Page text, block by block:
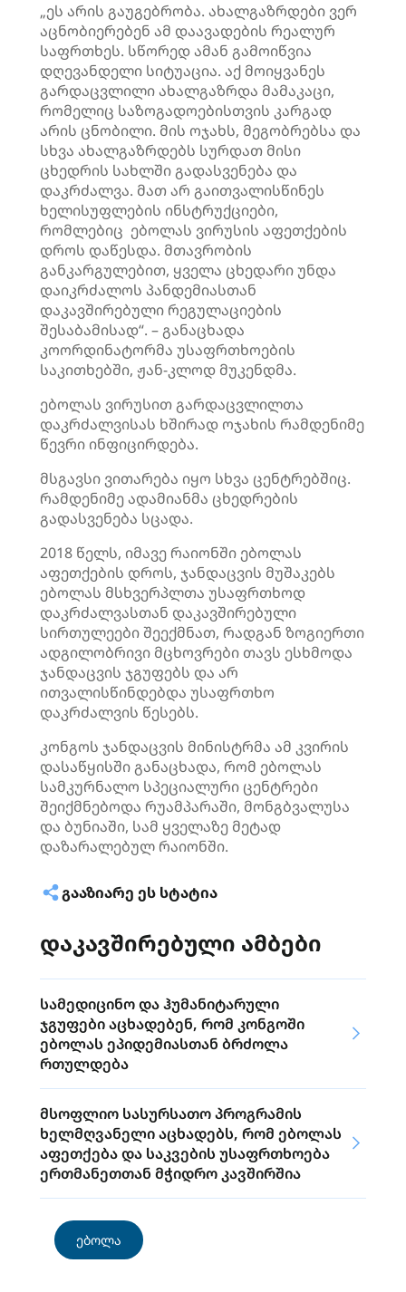
„ეს არის გაუგებრობა. ახალგაზრდები ვერ
აცნობიერებენ ამ დაავადების რეალურ
საფრთხეს. სწორედ ამან გამოიწვია
დღევანდელი სიტუაცია. აქ მოიყვანეს
გარდაცვლილი ახალგაზრდა მამაკაცი,
რომელიც საზოგადოებისთვის კარგად
არის ცნობილი. მის ოჯახს, მეგობრებსა და
სხვა ახალგაზრდებს სურდათ მისი
ცხედრის სახლში გადასვენება და
დაკრძალვა. მათ არ გაითვალისწინეს
ხელისუფლების ინსტრუქციები,
რომლებიც ებოლას ვირუსის აფეთქების
დროს დაწესდა. მთავრობის
განკარგულებით, ყველა ცხედარი უნდა
დაიკრძალოს პანდემიასთან
დაკავშირებული რეგულაციების
შესაბამისად“. – განაცხადა
კოორდინატორმა უსაფრთხოების
საკითხებში, ჟან-კლოდ მუკენდმა.
ებოლას ვირუსით გარდაცვლილთა
დაკრძალვისას ხშირად ოჯახის რამდენიმე
წევრი ინფიცირდება.
მსგავსი ვითარება იყო სხვა ცენტრებშიც.
რამდენიმე ადამიანმა ცხედრების
გადასვენება სცადა.
2018 წელს, იმავე რაიონში ებოლას
აფეთქების დროს, ჯანდაცვის მუშაკებს
ებოლას მსხვერპლთა უსაფრთხოდ
დაკრძალვასთან დაკავშირებული
სირთულეები შეექმნათ, რადგან ზოგიერთი
ადგილობრივი მცხოვრები თავს ესხმოდა
ჯანდაცვის ჯგუფებს და არ
ითვალისწინდებდა უსაფრთხო
დაკრძალვის წესებს.
კონგოს ჯანდაცვის მინისტრმა ამ კვირის
დასაწყისში განაცხადა, რომ ებოლას
სამკურნალო სპეციალური ცენტრები
შეიქმნებოდა რუამპარაში, მონგბვალუსა
და ბუნიაში, სამ ყველაზე მეტად
დაზარალებულ რაიონში.
ᲒᲐᲐᲖᲘᲐᲠᲔ ᲔᲡ ᲡᲢᲐᲢᲘᲐ
დაკავშირებული ამბები
სამედიცინო და ჰუმანიტარული
ჯგუფები აცხადებენ, რომ კონგოში
ებოლას ეპიდემიასთან ბრძოლა
რთულდება
მსოფლიო სასურსათო პროგრამის
ხელმღვანელი აცხადებს, რომ ებოლას
აფეთქება და საკვების უსაფრთხოება
ერთმანეთთან მჭიდრო კავშირშია
ებოლა